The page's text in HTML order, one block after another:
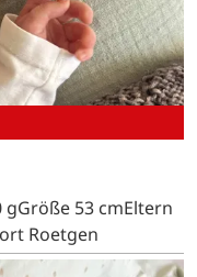
53 cmEltern
Roetgen